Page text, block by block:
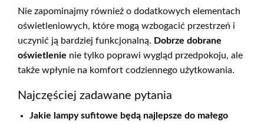
Nie zapominajmy również o dodatkowych elementach
oświetleniowych, które mogą wzbogacić przestrzeń i
uczynić ją bardziej funkcjonalną. Dobrze dobrane
oświetlenie nie tylko poprawi wygląd przedpokoju, ale
także wpłynie na komfort codziennego użytkowania.
Najczęściej zadawane pytania
Jakie lampy sufitowe będą najlepsze do małego